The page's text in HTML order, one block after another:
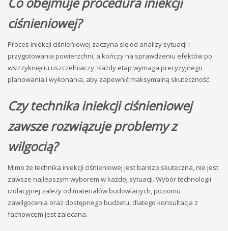
ciśnieniowej?
Proces iniekcji ciśnieniowej zaczyna się od analizy sytuacji i
przygotowania powierzchni, a kończy na sprawdzeniu efektów po
wstrzyknięciu uszczelniaczy. Każdy etap wymaga precyzyjnego
planowania i wykonania, aby zapewnić maksymalną skuteczność.
Czy technika iniekcji ciśnieniowej
zawsze rozwiązuje problemy z
wilgocią?
Mimo że technika iniekcji ciśnieniowej jest bardzo skuteczna, nie jest
zawsze najlepszym wyborem w każdej sytuacji. Wybór technologii
izolacyjnej zależy od materiałów budowlanych, poziomu
zawilgocenia oraz dostępnego budżetu, dlatego konsultacja z
fachowcem jest zalecana.